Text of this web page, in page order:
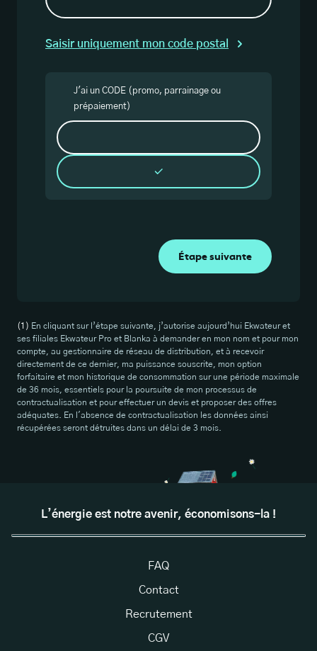
Saisir uniquement mon code postal
J'ai un CODE (promo, parrainage ou
prépaiement)
Étape suivante
En cliquant sur l’étape suivante, j’autorise aujourd’hui Ekwateur et
ses filiales Ekwateur Pro et Blanka à demander en mon nom et pour mon
compte, au gestionnaire de réseau de distribution, et à recevoir
directement de ce dernier, ma puissance souscrite, mon option
forfaitaire et mon historique de consommation sur une période maximale
de 36 mois, essentiels pour la poursuite de mon processus de
contractualisation et pour effectuer un devis et proposer des offres
adéquates. En l'absence de contractualisation les données ainsi
récupérées seront détruites dans un délai de 3 mois.
L’énergie est notre avenir, économisons-la !
FAQ
Contact
Recrutement
CGV